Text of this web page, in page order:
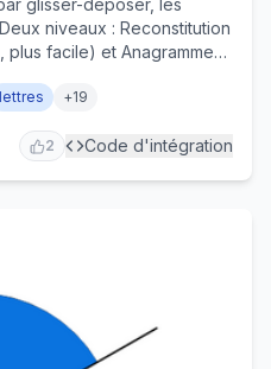
glisser-déposer, les
niveaux : Reconstitution
facile) et Anagramme
ou on choisit une liste
va du plus court au
lettres +19
2 Code d'intégration